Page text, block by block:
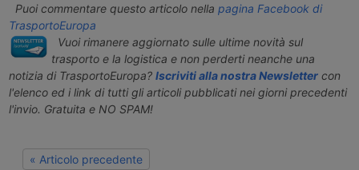
Puoi commentare questo articolo nella pagina Facebook di
TrasportoEuropa
Vuoi rimanere aggiornato sulle ultime novità sul
trasporto e la logistica e non perderti neanche una
notizia di TrasportoEuropa? Iscriviti alla nostra Newslettercon
l'elenco ed i link di tutti gli articoli pubblicati nei giorni precedenti
l'invio. Gratuita e NO SPAM!
« Articolo precedente